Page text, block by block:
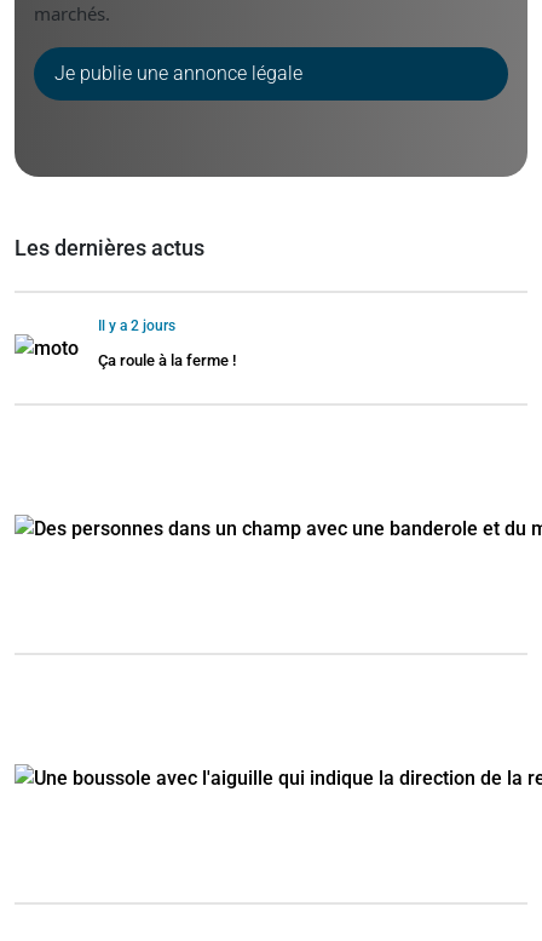
marchés.
Je publie une annonce légale
Les dernières actus
Il y a 2 jours
Ça roule à la ferme !